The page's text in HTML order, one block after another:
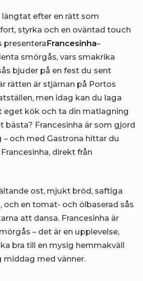
längtat efter en rätt som
styrka och en oväntad touch
presenteraFrancesinha–
smörgås, vars smakrika
bjuder på en fest du sent
rätten är stjärnan på Portos
men idag kan du laga
eget kök och ta din matlagning
bästa? Francesinha är som gjord
och med Gastrona hittar du
direkt från
ost, mjukt bröd, saftiga
och en tomat- och ölbaserad sås
att dansa. Francesinha är
– det är en upplevelse,
bra till en mysig hemmakväll
middag med vänner.